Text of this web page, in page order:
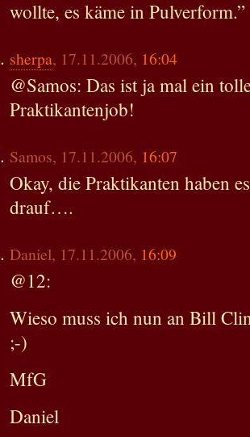
wollte, es käme in Pulverform.”
sherpa, 17.11.2006, 16:04
@Samos: Das ist ja mal ein
Praktikantenjob!
Samos, 17.11.2006, 16:07
Okay, die Praktikanten haben
drauf….
Daniel, 17.11.2006, 16:09
@12:
Wieso muss ich nun an Bill
;-)
MfG
Daniel